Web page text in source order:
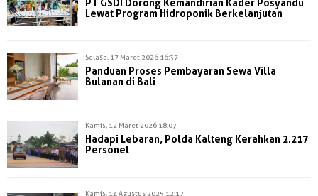
Lewat Program Hidroponik Berkelanjutan
Selasa, 17 Maret 2026 16:37
Panduan Proses Pembayaran Sewa Villa
Bulanan di Bali
Kamis, 12 Maret 2026 18:07
Hadapi Lebaran, Polda Kalteng Kerahkan 2.217
Personel
Kamis, 14 Agustus 2025 12:17